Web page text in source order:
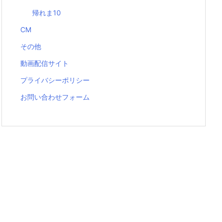
帰れま10
CM
その他
動画配信サイト
プライバシーポリシー
お問い合わせフォーム